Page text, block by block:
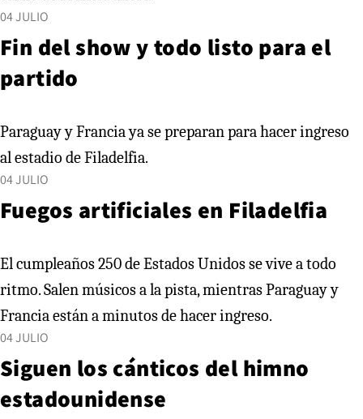
04 JULIO
Fin del show y todo listo para el
partido
Paraguay y Francia ya se preparan para hacer ingreso
al estadio de Filadelfia.
04 JULIO
Fuegos artificiales en Filadelfia
El cumpleaños 250 de Estados Unidos se vive a todo
ritmo. Salen músicos a la pista, mientras Paraguay y
Francia están a minutos de hacer ingreso.
04 JULIO
Siguen los cánticos del himno
estadounidense